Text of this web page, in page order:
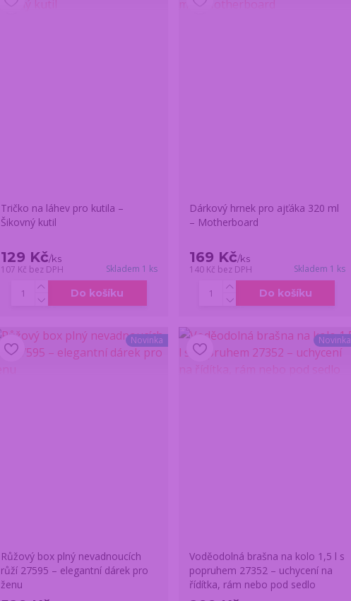
Tričko na láhev pro kutila –
Šikovný kutil
129 Kč/ks
107 Kč bez DPH Skladem 1 ks
Do košíku
Dárkový hrnek pro ajťáka 320 ml
– Motherboard
169 Kč/ks
140 Kč bez DPH Skladem 1 ks
Do košíku
Novinka
Růžový box plný nevadnoucích
růží 27595 – elegantní dárek pro
ženu
Novinka
Voděodolná brašna na kolo 1,5 l s
popruhem 27352 – uchycení na
řídítka, rám nebo pod sedlo